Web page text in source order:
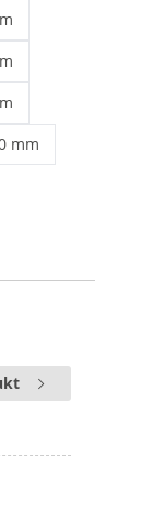
mm | 4,8 mm x
| 7,6 mm x
50 cm | 7,8 mm
| 9,0 mm x
mm